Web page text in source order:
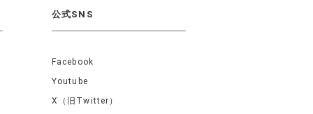
公式SNS
Facebook
Youtube
X（旧Twitter）